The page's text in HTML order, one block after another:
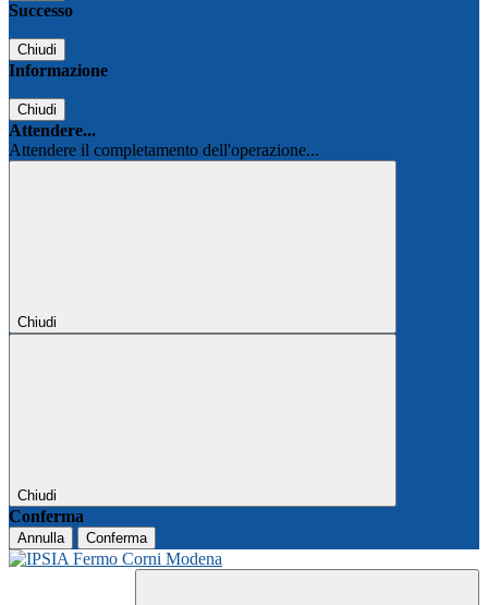
Successo
Chiudi
Informazione
Chiudi
Attendere...
Attendere il completamento dell'operazione...
Chiudi
Chiudi
Conferma
Annulla Conferma